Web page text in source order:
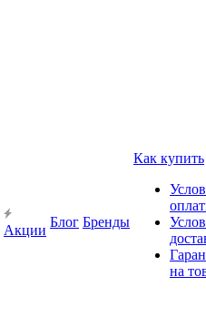
Акции
Блог Бренды
Как купить
на